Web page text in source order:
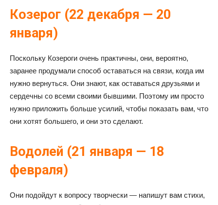
Козерог (22 декабря — 20
января)
Поскольку Козероги очень практичны, они, вероятно,
заранее продумали способ оставаться на связи, когда им
нужно вернуться. Они знают, как оставаться друзьями и
сердечны со всеми своими бывшими. Поэтому им просто
нужно приложить больше усилий, чтобы показать вам, что
они хотят большего, и они это сделают.
Водолей (21 января — 18
февраля)
Они подойдут к вопросу творчески — напишут вам стихи,